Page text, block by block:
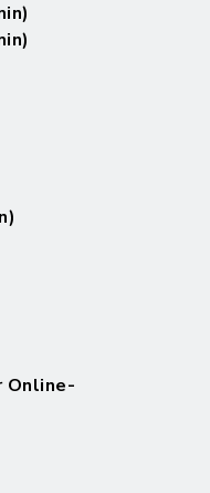
Online-